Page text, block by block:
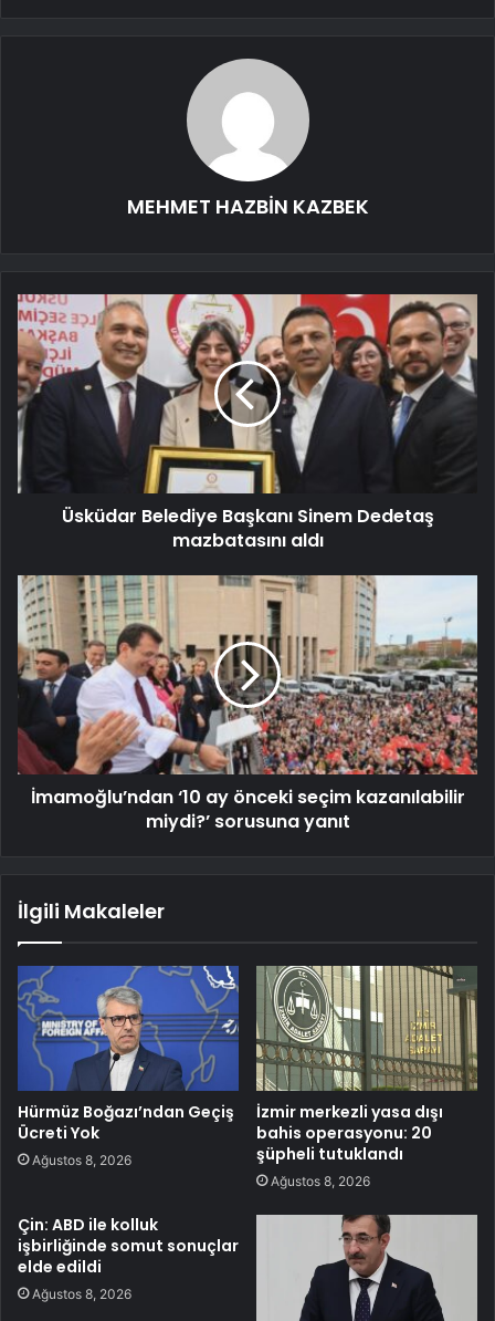
MEHMET HAZBİN KAZBEK
Üsküdar Belediye Başkanı Sinem Dedetaş
mazbatasını aldı
İmamoğlu’ndan ‘10 ay önceki seçim kazanılabilir
miydi?’ sorusuna yanıt
İlgili Makaleler
Hürmüz Boğazı’ndan Geçiş
Ücreti Yok
Ağustos 8, 2026
İzmir merkezli yasa dışı
bahis operasyonu: 20
şüpheli tutuklandı
Ağustos 8, 2026
Çin: ABD ile kolluk
işbirliğinde somut sonuçlar
elde edildi
Ağustos 8, 2026